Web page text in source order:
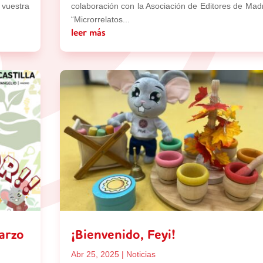
colaboración con la Asociación de Editores de
“Microrrelatos...
leer más
¡Bienvenido, Feyi!
Abr 25, 2025| Noticias